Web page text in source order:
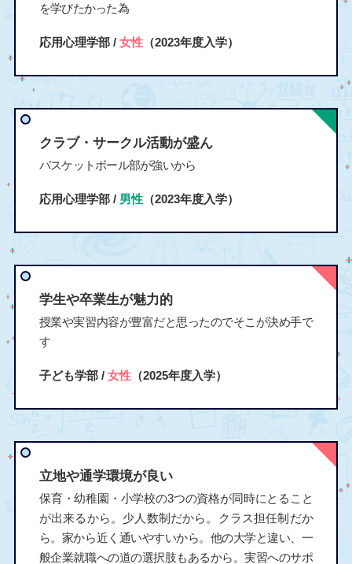
を学びたかった為
応用心理学部 / 女性（2023年度入学）
クラブ・サークル活動が盛ん
バスケットボール部が強いから
応用心理学部 / 男性（2023年度入学）
学生や卒業生が魅力的
授業や実習内容が豊富だと思ったのでそこが決め手で
す
子ども学部 / 女性（2025年度入学）
立地や通学環境が良い
保育・幼稚園・小学校の3つの資格が同時にとること
が出来るから。少人数制だから。クラス担任制だか
ら。家から近く通いやすいから。他の大学と違い、一
般企業就職への道の選択肢もあるから。実習へのサポ